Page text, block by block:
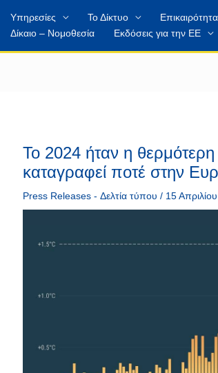
Υπηρεσίες Το Δίκτυο Επικαιρότητα
Δίκαιο – Νομοθεσία
Εκδόσεις για την ΕΕ
Το 2024 ήταν η θερμότερη
καταγραφεί ποτέ στην
Press Releases - Δελτία τύπου / 15